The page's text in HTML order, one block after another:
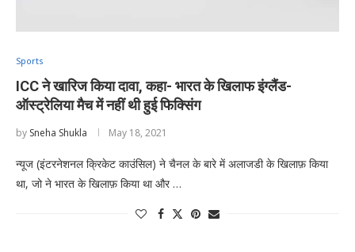
Sports
ICC ने खारिज किया दावा, कहा- भारत के खिलाफ इंग्लैंड-
ऑस्ट्रेलिया मैच में नहीं थी हुई फिक्सिंग
by Sneha Shukla May 18, 2021
न्यूज (इंटरनेशनल क्रिकेट काउंसिल) ने चैनल के बारे में अलाजडी के खिलाफ़ किया
था, जो ने भारत के खिलाफ़ किया था और …